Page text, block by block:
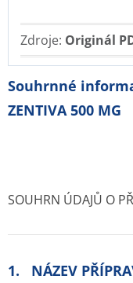
Zdroje: Originál
Souhrnné
ZENTIVA 500 MG
SOUHRN ÚDAJŮ O
1. NÁZEV